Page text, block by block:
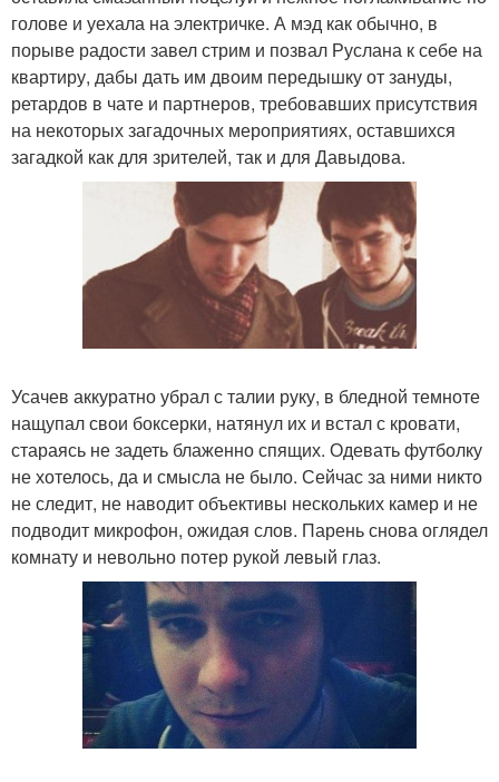
голове и уехала на электричке. А мэд как обычно, в
порыве радости завел стрим и позвал Руслана к себе на
квартиру, дабы дать им двоим передышку от зануды,
ретардов в чате и партнеров, требовавших присутствия
на некоторых загадочных мероприятиях, оставшихся
загадкой как для зрителей, так и для Давыдова.
Усачев аккуратно убрал с талии руку, в бледной темноте
нащупал свои боксерки, натянул их и встал с кровати,
стараясь не задеть блаженно спящих. Одевать футболку
не хотелось, да и смысла не было. Сейчас за ними никто
не следит, не наводит объективы нескольких камер и не
подводит микрофон, ожидая слов. Парень снова оглядел
комнату и невольно потер рукой левый глаз.